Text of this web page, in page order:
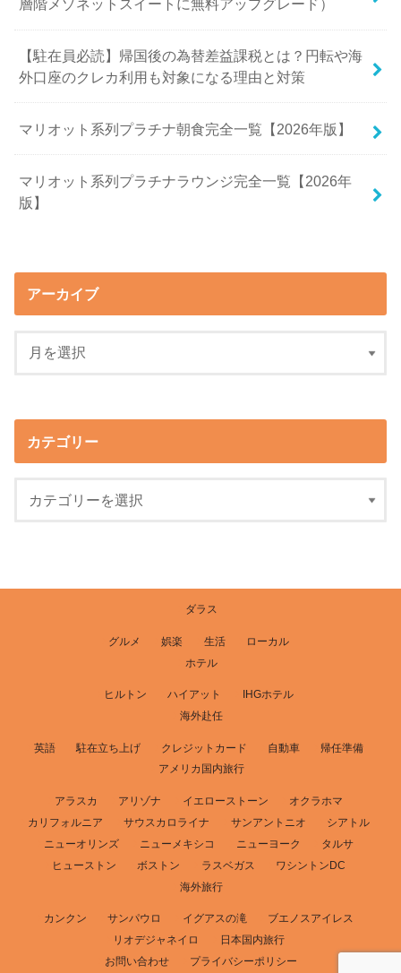
層階メゾネットスイートに無料アップグレード）
【駐在員必読】帰国後の為替差益課税とは？円転や海
外口座のクレカ利用も対象になる理由と対策
マリオット系列プラチナ朝食完全一覧【2026年版】
マリオット系列プラチナラウンジ完全一覧【2026年
版】
アーカイブ
カテゴリー
ダラス
グルメ 娯楽 生活
ローカル
ホテル
ヒルトン ハイアット
IHGホテル
海外赴任
英語 駐在立ち上げ クレジットカード 自動車
帰任準備
アメリカ国内旅行
アラスカ アリゾナ イエローストーン
オクラホマ
カリフォルニア
サウスカロライナ サンアントニオ
シアトル
ニューオリンズ
ニューメキシコ ニューヨーク
タルサ
ヒューストン
ボストン ラスベガス
ワシントンDC
海外旅行
カンクン サンパウロ イグアスの滝
ブエノスアイレス
リオデジャネイロ
日本国内旅行
お問い合わせ
プライバシーポリシー